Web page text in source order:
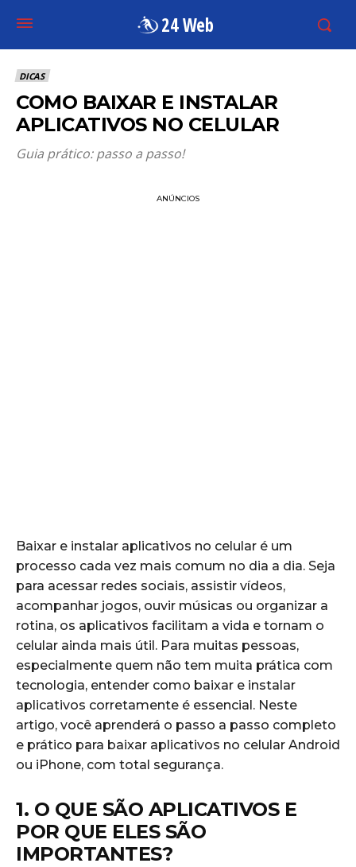
24 Web
DICAS
COMO BAIXAR E INSTALAR
APLICATIVOS NO CELULAR
Guia prático: passo a passo!
ANÚNCIOS
Baixar e instalar aplicativos no celular é um
processo cada vez mais comum no dia a dia. Seja
para acessar redes sociais, assistir vídeos,
acompanhar jogos, ouvir músicas ou organizar a
rotina, os aplicativos facilitam a vida e tornam o
celular ainda mais útil. Para muitas pessoas,
especialmente quem não tem muita prática com
tecnologia, entender como baixar e instalar
aplicativos corretamente é essencial. Neste
artigo, você aprenderá o passo a passo completo
e prático para baixar aplicativos no celular Android
ou iPhone, com total segurança.
1. O QUE SÃO APLICATIVOS E
POR QUE ELES SÃO
IMPORTANTES?